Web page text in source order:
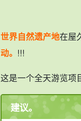
世界自然遗产地在屋
动。 !!!
这是一个全天游览项
建议。